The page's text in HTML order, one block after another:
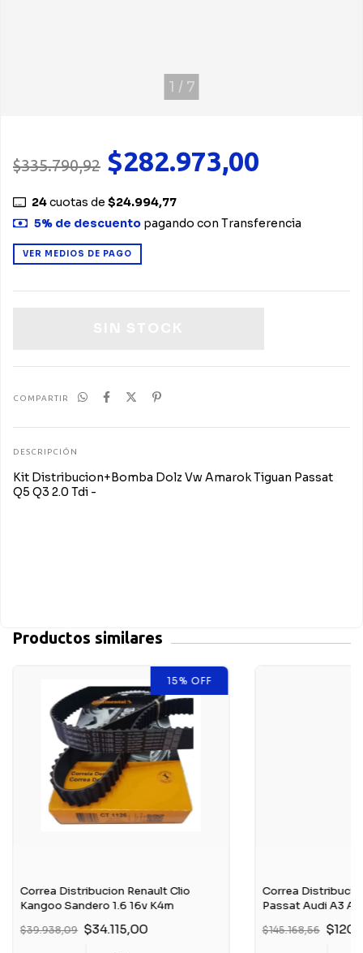
1 / 7
$335.790,92 $282.973,00
24cuotas de $24.994,77
5% de descuentopagando con Transferencia
VER MEDIOS DE PAGO
COMPARTIR
DESCRIPCIÓN
Kit Distribucion+Bomba Dolz Vw Amarok Tiguan Passat
Q5 Q3 2.0 Tdi -
Productos similares
15% OFF
Correa Distribucion Renault Clio
Kangoo Sandero 1.6 16v K4m
$39.938,09 $34.115,00
Correa
Passat Audi A3
$145.168,56